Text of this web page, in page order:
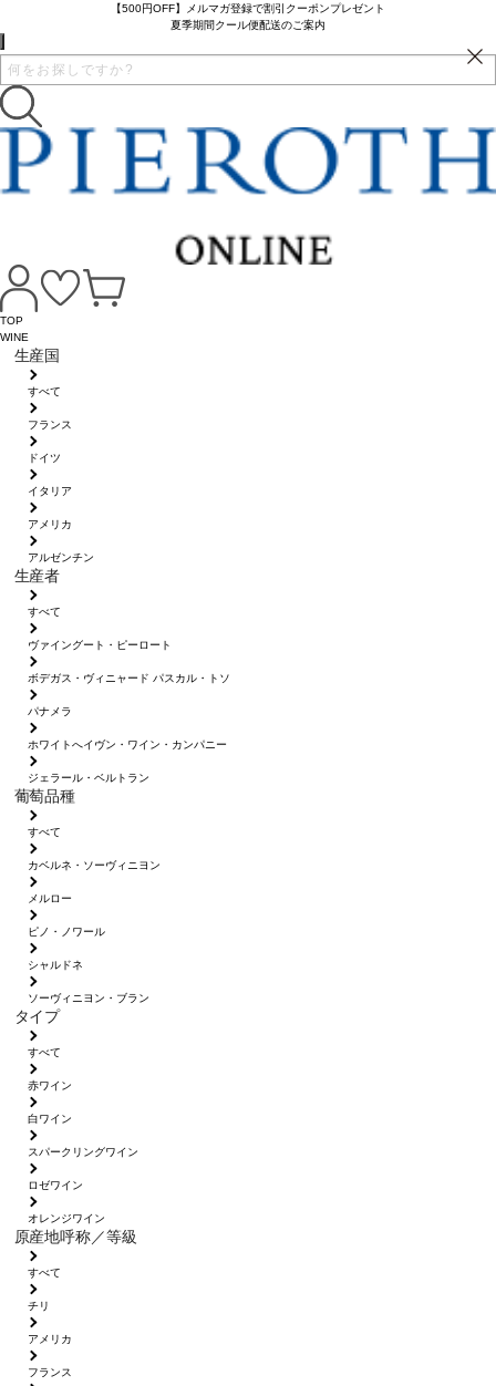
【500円OFF】メルマガ登録で割引クーポンプレゼント
夏季期間クール便配送のご案内
TOP
WINE
生産国
すべて
フランス
ドイツ
イタリア
アメリカ
アルゼンチン
生産者
すべて
ヴァイングート・ピーロート
ボデガス・ヴィニャード パスカル・トソ
パナメラ
ホワイトへイヴン・ワイン・カンパニー
ジェラール・ベルトラン
葡萄品種
すべて
カベルネ・ソーヴィニヨン
メルロー
ピノ・ノワール
シャルドネ
ソーヴィニヨン・ブラン
タイプ
すべて
赤ワイン
白ワイン
スパークリングワイン
ロゼワイン
オレンジワイン
原産地呼称／等級
すべて
チリ
アメリカ
フランス